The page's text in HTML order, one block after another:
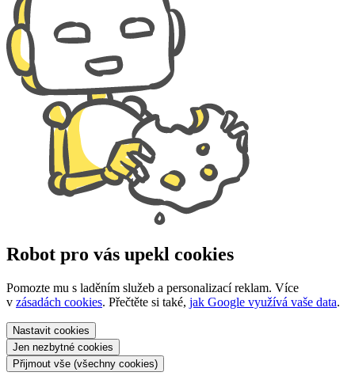
Robot pro vás upekl cookies
Pomozte mu s laděním služeb a personalizací reklam. Více
v zásadách cookies. Přečtěte si také, jak Google využívá vaše data.
Nastavit cookies
Jen nezbytné cookies
Přijmout vše (všechny cookies)